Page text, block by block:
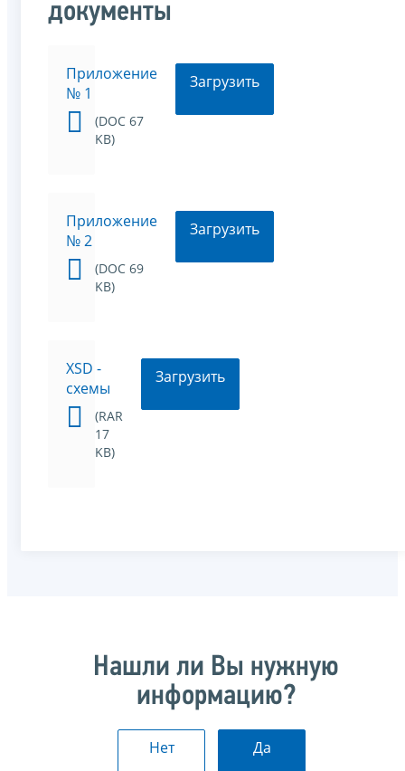
документы
Приложение
№ 1
(DOC 67
KB)
Загрузить
Приложение
№ 2
(DOC 69
KB)
Загрузить
XSD -
схемы
(RAR
17
KB)
Загрузить
Нашли ли Вы нужную
информацию?
Нет Да